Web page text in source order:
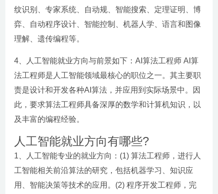
纹识别、专家系统、自动规、智能搜索、定理证明、博
弈、自动程序设计、智能控制、机器人学、语言和图像
理解、遗传编程等。
4、人工智能就业方向与前景如下：AI算法工程师 AI算
法工程师是人工智能领域最核心的职位之一。其主要职
责是设计和开发各种AI算法，并应用到实际场景中。因
此，要求算法工程师具备深厚的数学和计算机知识，以
及丰富的编程经验。
人工智能就业方向有哪些?
1、人工智能专业的就业方向：(1) 算法工程师，进行人
工智能相关前沿算法的研究，包括机器学习、知识应
用、智能决策等技术的应用。(2) 程序开发工程师，完